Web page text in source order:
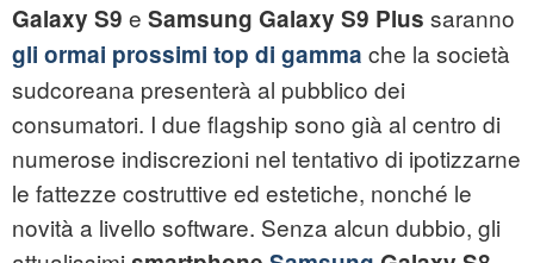
Galaxy S9 e Samsung Galaxy S9 Plus saranno
gli ormai prossimi top di gamma che la società
sudcoreana presenterà al pubblico dei
consumatori. I due flagship sono già al centro di
numerose indiscrezioni nel tentativo di ipotizzarne
le fattezze costruttive ed estetiche, nonché le
novità a livello software. Senza alcun dubbio, gli